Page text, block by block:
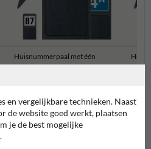
Huisnummerpaal met één
nummer
Huisnummerborden & palen
en vergelijkbare technieken. Naast
de website goed werkt, plaatsen
je de best mogelijke